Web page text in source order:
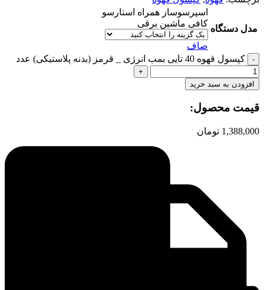
مدل دستگاه
اسپرسوساز همراه استارسو
کافی ماشین برقی
صاف
کپسول قهوه 40 تایی بمب انرژی _ قرمز (بدنه پلاستیکی) عدد
افزودن به سبد خرید
قیمت محصول:​
1,388,000 تومان